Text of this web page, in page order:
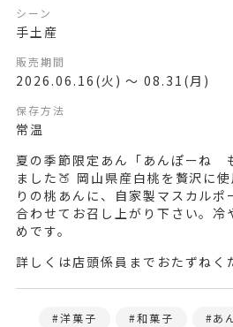
シーン
手土産
販売期間
2026.06.16(火) ～ 08.31(月)
保存方法
常温
夏の季節限定あん「あんぽーね
ました🍑 岡山県産白桃を贅沢に
りの桃あんに、自家製マスカルポ
合わせてお召し上がり下さい。冷
めです。
詳しくは店頭係員までおたずねく
洋菓子 和菓子 あ